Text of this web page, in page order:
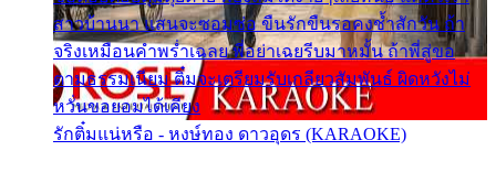
สาวบ้านนา แสนจะซอมซ่อ ขืนรักขืนรอคงช้ำสักวัน ถ้า
จริงเหมือนคำพร่ำเฉลย พี่อย่าเฉยรีบมาหมั้น ถ้าพี่สู่ขอ
ตามธรรมเนียม ติ๋มจะเตรียมรับเกลียวสัมพันธ์ ผิดหวังไม่
หวั่นขอยอมได้เคียง
รักติ๋มแน่หรือ - หงษ์ทอง ดาวอุดร (KARAOKE)